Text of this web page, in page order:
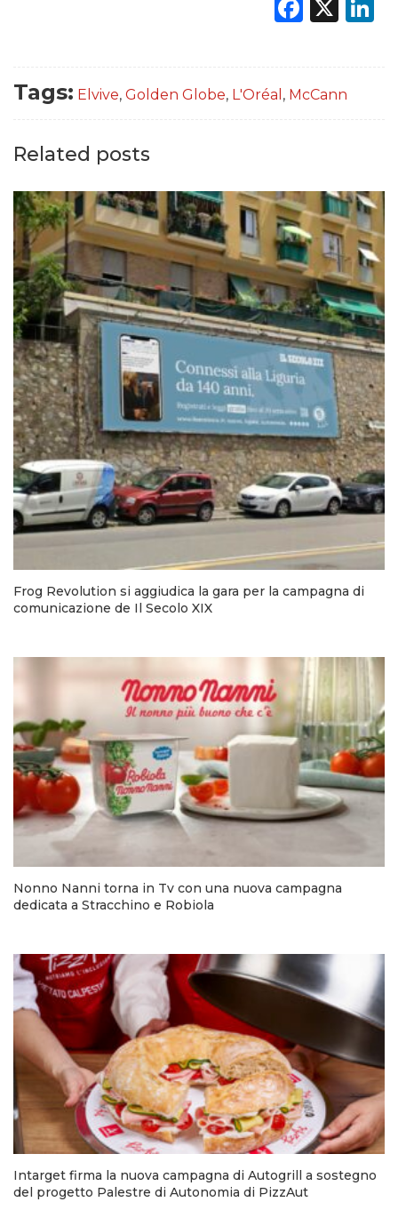
RICERCHE
PREVISIONI/SCENARI
NORMATIVE
TREND
CASE HISTORY
OPINIONI
X
Tags: Elvive, Golden Globe, L'Oréal , McCann
Related posts
Frog Revolution si aggiudica la gara per la campagna di
comunicazione de Il Secolo XIX
Nonno Nanni torna in Tv con una nuova campagna
dedicata a Stracchino e Robiola
Intarget firma la nuova campagna di Autogrill a sostegno
del progetto Palestre di Autonomia di PizzAut